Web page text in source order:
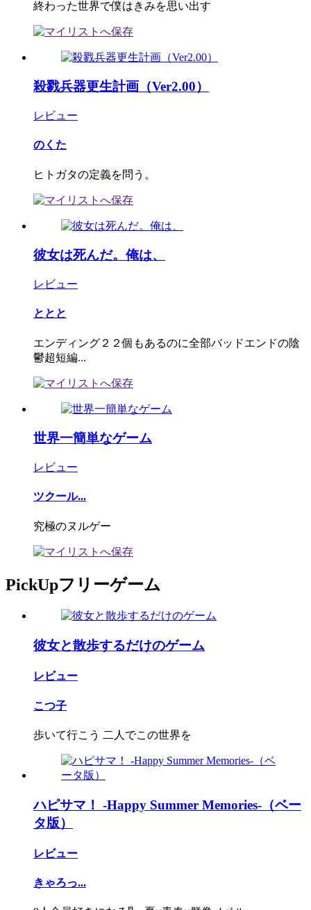
終わった世界で僕はきみを思い出す
殺戮兵器更生計画（Ver2.00）
レビュー
のくた
ヒトガタの定義を問う。
彼女は死んだ。俺は、
レビュー
ととと
エンディング２２個もあるのに全部バッドエンドの陰
鬱超短編...
世界一簡単なゲーム
レビュー
ツクール...
究極のヌルゲー
PickUpフリーゲーム
彼女と散歩するだけのゲーム
レビュー
こつ子
歩いて行こう 二人でこの世界を
ハピサマ！ -Happy Summer Memories-（ベー
タ版）
レビュー
きゃろっ...